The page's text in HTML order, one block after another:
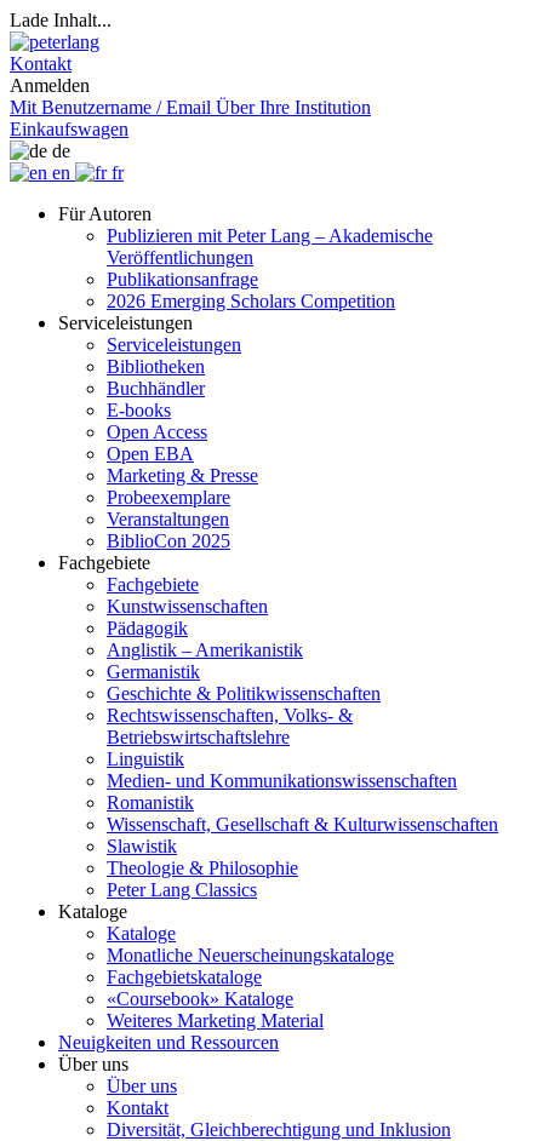
Lade Inhalt...
Kontakt
Anmelden
Mit Benutzername / Email Über Ihre Institution
Einkaufswagen
de
en
fr
Für Autoren
Publizieren mit Peter Lang – Akademische
Veröffentlichungen
Publikationsanfrage
2026 Emerging Scholars Competition
Serviceleistungen
Serviceleistungen
Bibliotheken
Buchhändler
E-books
Open Access
Open EBA
Marketing & Presse
Probeexemplare
Veranstaltungen
BiblioCon 2025
Fachgebiete
Fachgebiete
Kunstwissenschaften
Pädagogik
Anglistik – Amerikanistik
Germanistik
Geschichte & Politikwissenschaften
Rechtswissenschaften, Volks- &
Betriebswirtschaftslehre
Linguistik
Medien- und Kommunikationswissenschaften
Romanistik
Wissenschaft, Gesellschaft & Kulturwissenschaften
Slawistik
Theologie & Philosophie
Peter Lang Classics
Kataloge
Kataloge
Monatliche Neuerscheinungskataloge
Fachgebietskataloge
«Coursebook» Kataloge
Weiteres Marketing Material
Neuigkeiten und Ressourcen
Über uns
Über uns
Kontakt
Diversität, Gleichberechtigung und Inklusion